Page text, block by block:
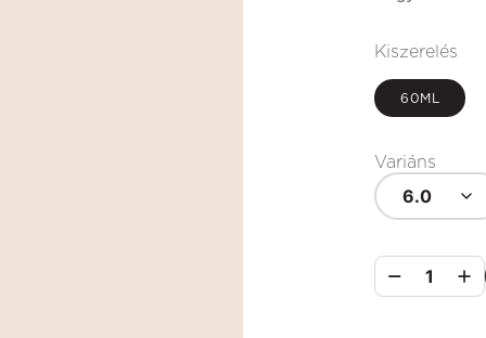
Kiszerelés
60ML
Variáns
6.0
1